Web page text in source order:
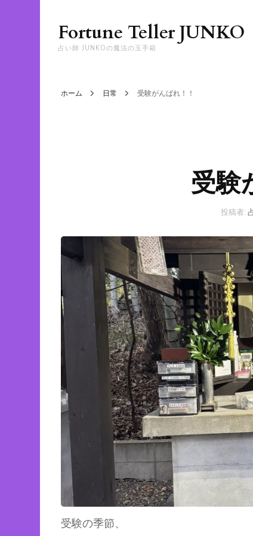
Fortune Teller JUNKO
占い師 JUNKOの魔法の玉手箱
ホーム 日常 受験がんばれ！！
受験
投稿者:
受験の季節、